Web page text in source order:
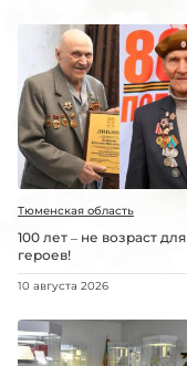
Тюменская область
100 лет – не возраст для
героев!
10 августа 2026